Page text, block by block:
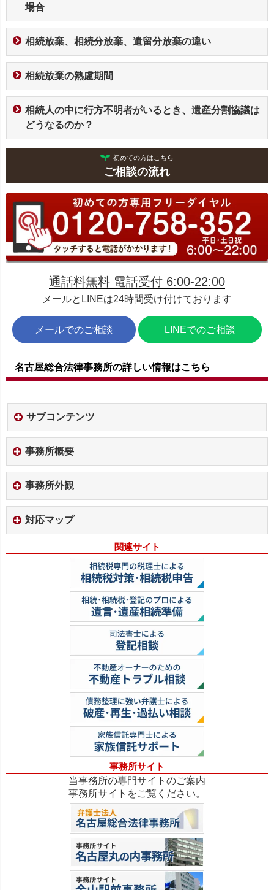
場合
相続放棄、相続分放棄、遺留分放棄の違い
相続放棄の熟慮期間
相続人の中に行方不明者がいるとき、遺産分割協議は
どうなるのか？
初めての方はこちら
ご相談の流れ
通話料無料 電話受付 6:00-22:00
メールとLINEは24時間受け付けております
メールでのご相談 LINEでのご相談
名古屋総合法律事務所の詳しい情報はこちら
サブコンテンツ
事務所概要
事務所外観
対応マップ
関連サイト
事務所サイト
当事務所の専門サイトのご案内
事務所サイトをご覧ください。